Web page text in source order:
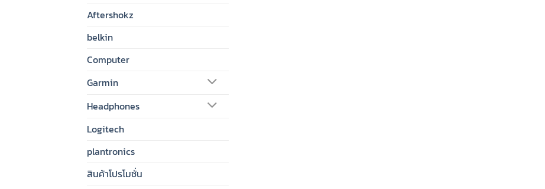
Aftershokz
belkin
Computer
Garmin
Headphones
Logitech
plantronics
สินค้าโปรโมชั่น